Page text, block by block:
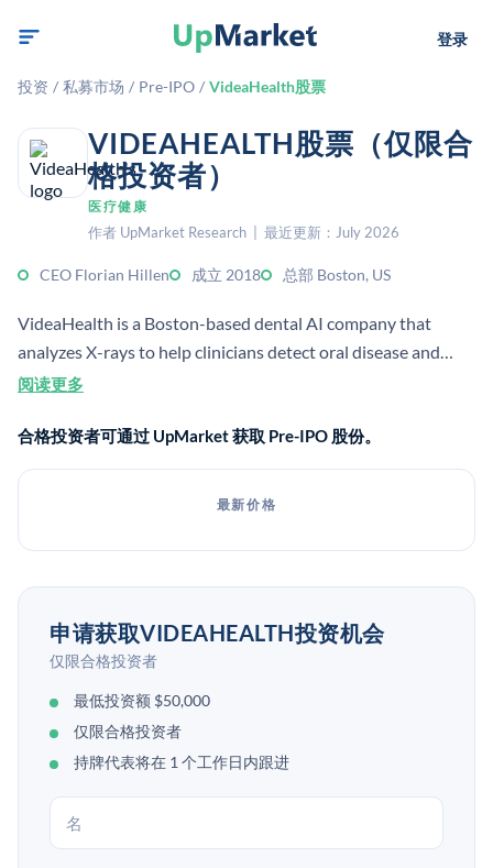
登录
投资 / 私募市场 / Pre-IPO / VideaHealth股票
VIDEAHEALTH股票（仅限合
格投资者）
医疗健康
作者 UpMarket Research | 最近更新：July 2026
CEO Florian Hillen 成立 2018 总部 Boston, US
VideaHealth is a Boston-based dental AI company that
analyzes X-rays to help clinicians detect oral disease and
streamline workflows. Its software is used by dental
care consistency.
阅读更多
合格投资者可通过 UpMarket 获取 Pre-IPO 股份。
最新价格
申请获取VIDEAHEALTH投资机会
仅限合格投资者
最低投资额 $50,000
仅限合格投资者
持牌代表将在 1 个工作日内跟进